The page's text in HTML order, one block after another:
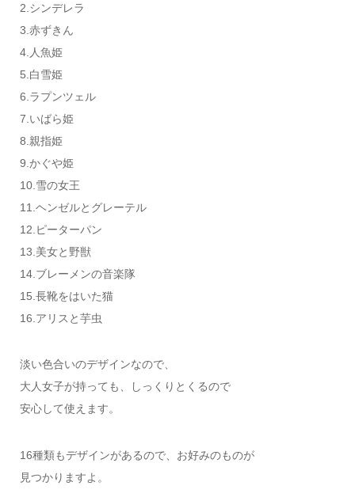
2.シンデレラ
3.赤ずきん
4.人魚姫
5.白雪姫
6.ラプンツェル
7.いばら姫
8.親指姫
9.かぐや姫
10.雪の女王
11.ヘンゼルとグレーテル
12.ピーターパン
13.美女と野獣
14.ブレーメンの音楽隊
15.長靴をはいた猫
16.アリスと芋虫
淡い色合いのデザインなので、
大人女子が持っても、しっくりとくるので
安心して使えます。
16種類もデザインがあるので、お好みのものが
見つかりますよ。